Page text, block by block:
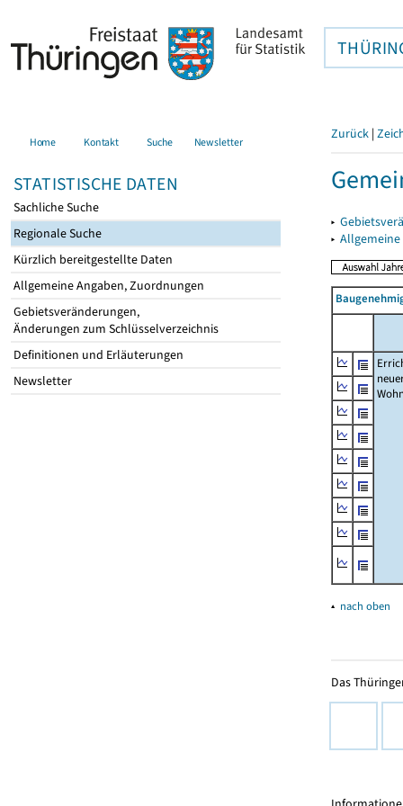
Home Kontakt Suche Newsletter
STATISTISCHE DATEN
Sachliche Suche
Regionale Suche
Kürzlich bereitgestellte Daten
Allgemeine Angaben, Zuordnungen
Gebietsveränderungen,
Änderungen zum Schlüsselverzeichnis
Definitionen und Erläuterungen
Newsletter
Zurück |
▸
▸
▴ nach oben
Das